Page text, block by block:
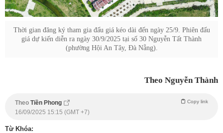
Thời gian đăng ký tham gia đấu giá kéo dài đến ngày 25/9. Phiên đấu
giá dự kiến diễn ra ngày 30/9/2025 tại số 30 Nguyễn Tất Thành
(phường Hội An Tây, Đà Nẵng).
Theo Nguyễn Thành
Theo Tiền Phong Copy link
16/09/2025 15:15 (GMT +7)
Từ Khóa: